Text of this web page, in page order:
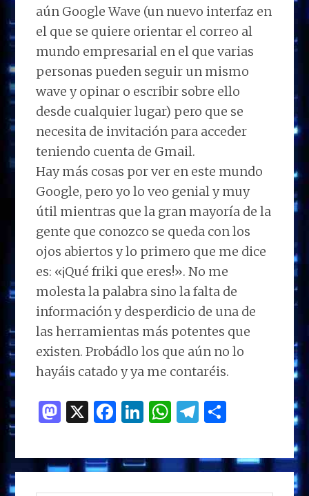
aún Google Wave (un nuevo interfaz en
el que se quiere orientar el correo al
mundo empresarial en el que varias
personas pueden seguir un mismo
wave y opinar o escribir sobre ello
desde cualquier lugar) pero que se
necesita de invitación para acceder
teniendo cuenta de Gmail.
Hay más cosas por ver en este mundo
Google, pero yo lo veo genial y muy
útil mientras que la gran mayoría de la
gente que conozco se queda con los
ojos abiertos y lo primero que me dice
es: «¡Qué friki que eres!». No me
molesta la palabra sino la falta de
información y desperdicio de una de
las herramientas más potentes que
existen. Probádlo los que aún no lo
hayáis catado y ya me contaréis.
M
to
d
X F
ce
b
Li
k
e
W
at
s
T
e
g
m
p
BARRA